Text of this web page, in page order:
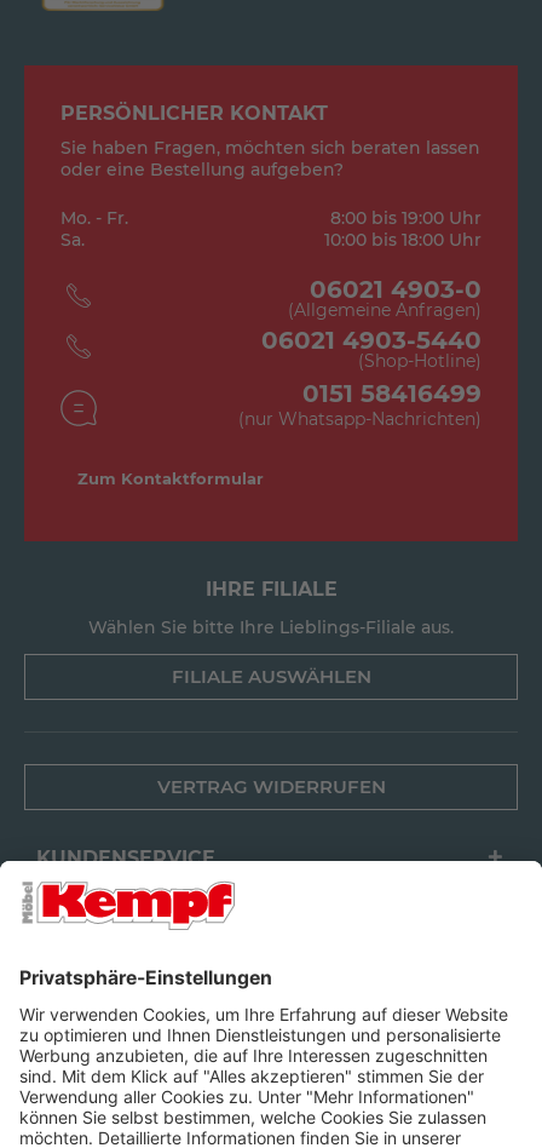
PERSÖNLICHER KONTAKT
Sie haben Fragen, möchten sich beraten lassen
oder eine Bestellung aufgeben?
Mo. - Fr.
8:00 bis 19:00 Uhr
Sa.
10:00 bis 18:00 Uhr
06021 4903-0
(Allgemeine Anfragen)
06021 4903-5440
(Shop-Hotline)
0151 58416499
(nur Whatsapp-Nachrichten)
Zum Kontaktformular
IHRE FILIALE
Wählen Sie bitte Ihre Lieblings-Filiale aus.
FILIALE AUSWÄHLEN
VERTRAG WIDERRUFEN
KUNDENSERVICE
FILIALEN
FOLGEN SIE UNS